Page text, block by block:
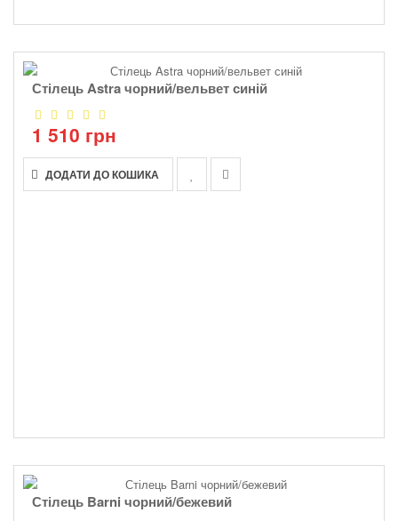
Стілець Astra чорний/вельвет синій
1 510 грн
ДОДАТИ ДО КОШИКА
Стілець Barni чорний/бежевий